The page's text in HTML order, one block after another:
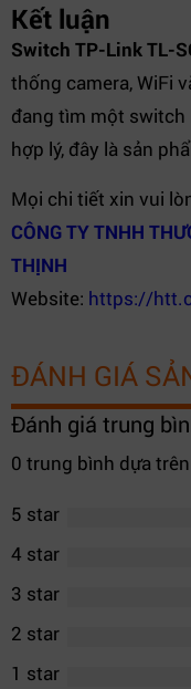
Kết luận
Switch TP-Link TL-
thống camera, WiFi
đang tìm một switch
hợp lý, đây là sản
Mọi chi tiết xin vui
CÔNG TY TNHH
THỊNH
Website: https://
ĐÁNH GIÁ
Đánh giá trung
0 trung bình dựa
5 star
4 star
3 star
2 star
1 star